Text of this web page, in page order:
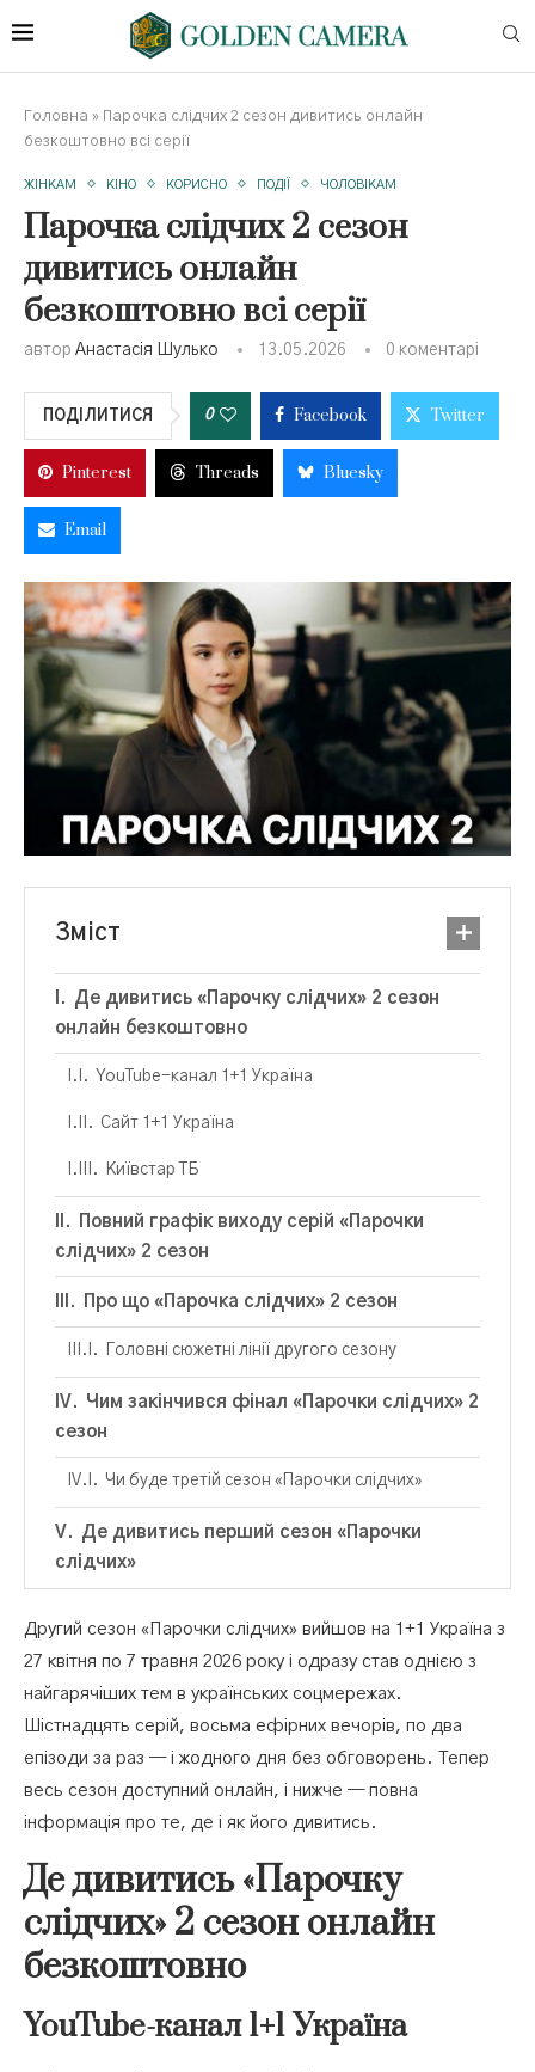
Головна » Парочка слідчих 2 сезон дивитись онлайн
безкоштовно всі серії
ЖІНКАМ КІНО КОРИСНО ПОДІЇ ЧОЛОВІКАМ
Парочка слідчих 2 сезон
дивитись онлайн
безкоштовно всі серії
автор Анастасія Шулько 13.05.2026 0 коментарі
ПОДІЛИТИСЯ 0 Facebook Twitter
Pinterest Threads Bluesky
Email
Зміст
Де дивитись «Парочку слідчих» 2 сезон
онлайн безкоштовно
YouTube-канал 1+1 Україна
Сайт 1+1 Україна
Київстар ТБ
Повний графік виходу серій «Парочки
слідчих» 2 сезон
Про що «Парочка слідчих» 2 сезон
Головні сюжетні лінії другого сезону
Чим закінчився фінал «Парочки слідчих» 2
сезон
Чи буде третій сезон «Парочки слідчих»
Де дивитись перший сезон «Парочки
слідчих»
Другий сезон «Парочки слідчих» вийшов на 1+1 Україна з
27 квітня по 7 травня 2026 року і одразу став однією з
найгарячіших тем в українських соцмережах.
Шістнадцять серій, восьма ефірних вечорів, по два
епізоди за раз — і жодного дня без обговорень. Тепер
весь сезон доступний онлайн, і нижче — повна
інформація про те, де і як його дивитись.
Де дивитись «Парочку
слідчих» 2 сезон онлайн
безкоштовно
YouTube-канал 1+1 Україна